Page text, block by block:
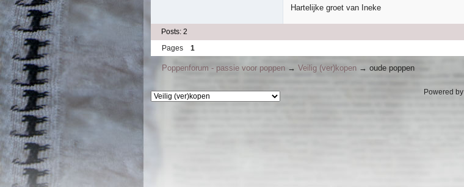
Hartelijke groet van Ineke
Posts: 2
Pages
1
Poppenforum - passie voor poppen →Veilig (ver)kopen →oude poppen
Powered by